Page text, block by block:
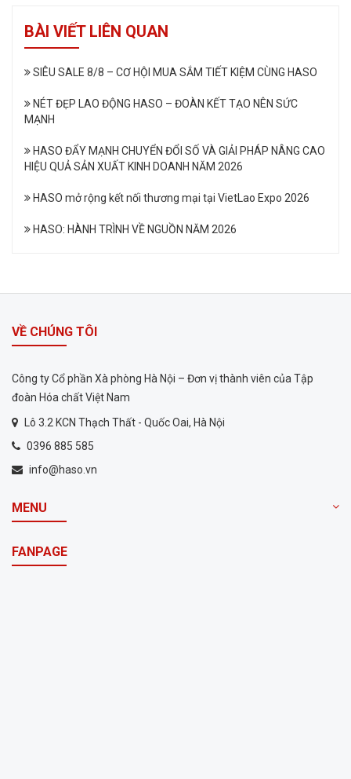
BÀI VIẾT LIÊN QUAN
SIÊU SALE 8/8 – CƠ HỘI MUA SẮM TIẾT KIỆM CÙNG HASO
NÉT ĐẸP LAO ĐỘNG HASO – ĐOÀN KẾT TẠO NÊN SỨC
MẠNH
HASO ĐẨY MẠNH CHUYỂN ĐỔI SỐ VÀ GIẢI PHÁP NÂNG CAO
HIỆU QUẢ SẢN XUẤT KINH DOANH NĂM 2026
HASO mở rộng kết nối thương mại tại VietLao Expo 2026
HASO: HÀNH TRÌNH VỀ NGUỒN NĂM 2026
VỀ CHÚNG TÔI
Công ty Cổ phần Xà phòng Hà Nội – Đơn vị thành viên của Tập
đoàn Hóa chất Việt Nam
Lô 3.2 KCN Thạch Thất - Quốc Oai, Hà Nội
0396 885 585
info@haso.vn
MENU
FANPAGE